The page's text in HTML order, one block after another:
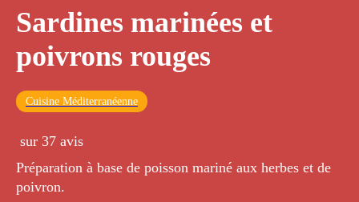
Sardines marinées et
poivrons rouges
Cuisine Méditerranéenne
sur 37 avis
Préparation à base de poisson mariné aux herbes et de
poivron.